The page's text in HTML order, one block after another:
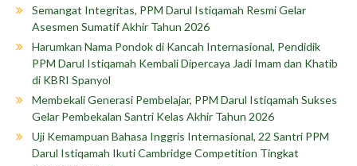
Semangat Integritas, PPM Darul Istiqamah Resmi Gelar
Asesmen Sumatif Akhir Tahun 2026
Harumkan Nama Pondok di Kancah Internasional, Pendidik
PPM Darul Istiqamah Kembali Dipercaya Jadi Imam dan Khatib
di KBRI Spanyol
Membekali Generasi Pembelajar, PPM Darul Istiqamah Sukses
Gelar Pembekalan Santri Kelas Akhir Tahun 2026
Uji Kemampuan Bahasa Inggris Internasional, 22 Santri PPM
Darul Istiqamah Ikuti Cambridge Competition Tingkat